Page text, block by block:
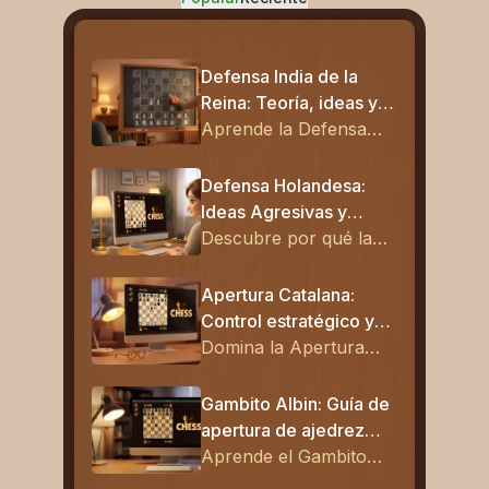
Defensa India de la
Reina: Teoría, ideas y
líneas principales
Aprende la Defensa
ideas claras, variantes
clave y estrategias para
dominar esta sólida
mejorar tus partidas.
Defensa Holandesa:
Ideas Agresivas y
Planes Ganadores
Descubre por qué la
un arma de ataque vs
1.d4. Aprende ideas,
estructuras y planes
sorprender a tus
rivales.
Apertura Catalana:
Control estratégico y
presión a largo plazo
Domina la Apertura
estratégicas, presión
en la gran diagonal,
peones clave y planes
Gambito Albin: Guía de
apertura de ajedrez
agresiva
Aprende el Gambito